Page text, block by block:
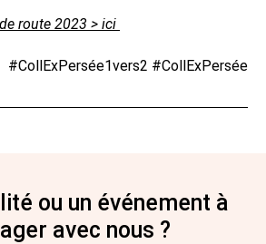
route 2023 > ici
#CollExPersée1vers2 #CollExPersée
ou un événement à
avec nous ?